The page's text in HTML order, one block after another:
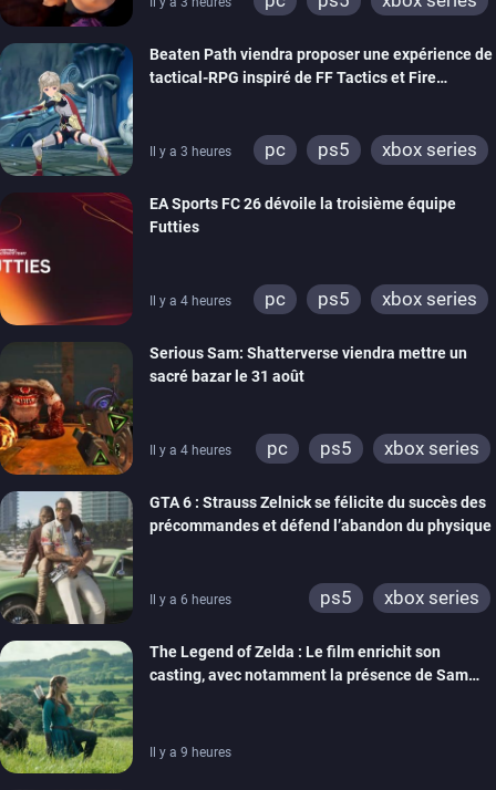
xbox one
Beaten Path viendra proposer une expérience de
tactical-RPG inspiré de FF Tactics et Fire
Il y a 3 heures pc ps5
xbox series
EA Sports FC 26 dévoile la troisième équipe
Futties
Il y a 4 heures pc ps5
xbox series
xbox one
switch 2
Serious Sam: Shatterverse viendra mettre un
sacré bazar le 31 août
Il y a 4 heures pc ps5 xbox series
GTA 6 : Strauss Zelnick se félicite du succès des
précommandes et défend l’abandon du physique
Il y a 6 heures ps5 xbox series
The Legend of Zelda : Le film enrichit son
casting, avec notamment la présence de Sam
Il y a 9 heures